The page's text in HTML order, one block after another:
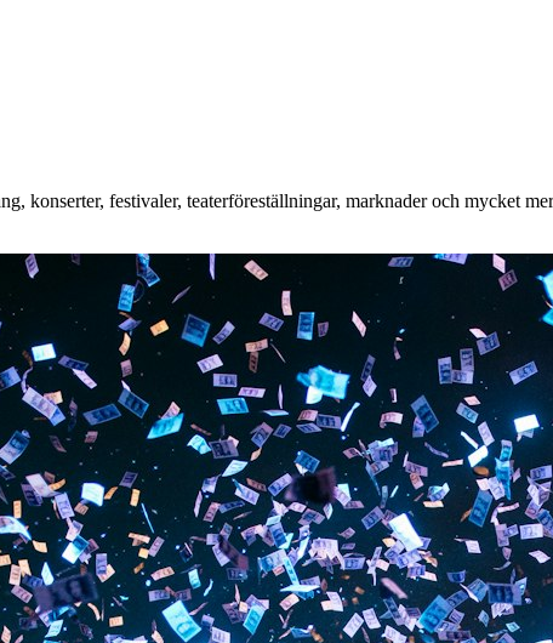
konserter, festivaler, teaterföreställningar, marknader och mycket